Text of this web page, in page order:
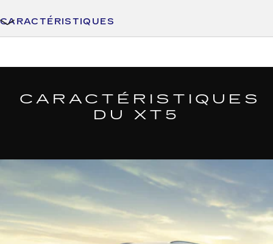
CARACTÉRISTIQUES
CARACTÉRISTIQUES
DU XT5